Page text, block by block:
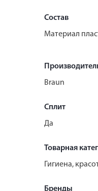
Состав
Материал
Braun
Сплит
Да
Товарная
Гигиена,
Бренды